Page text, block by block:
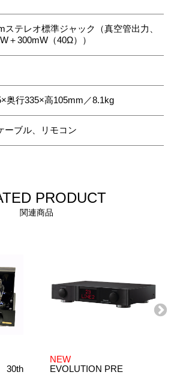
ステレオ標準ジャック（真空管出力、
＋300mW（40Ω））
奥行335×高105mm／8.1kg
ーブル、リモコン
PRODUCT
関連商品
30th
NEW
EVOLUTION PRE